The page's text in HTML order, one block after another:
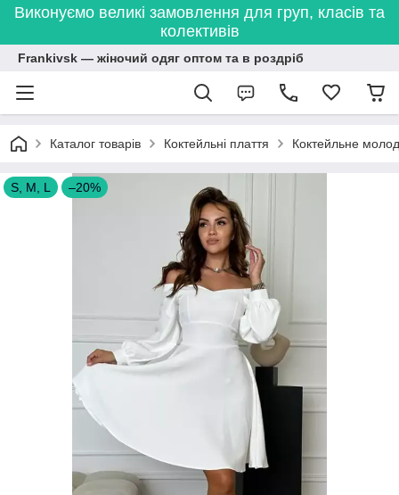
Виконуємо великі замовлення для груп, класів та
колективів
Frankivsk — жіночий одяг оптом та в роздріб
Каталог товарів Коктейльні плаття Коктейльне
S, M, L –20%